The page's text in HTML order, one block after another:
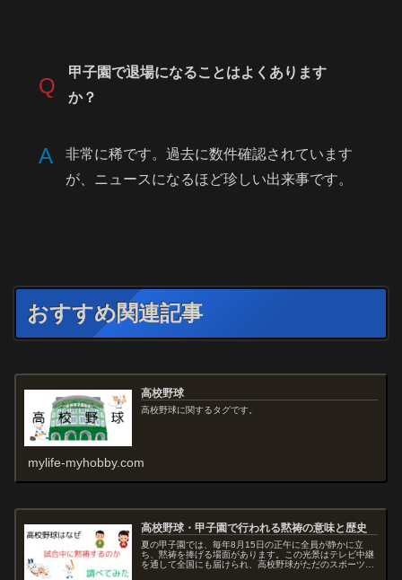
Q
甲子園で退場になることはよくあります
か？
A
非常に稀です。過去に数件確認されています
が、ニュースになるほど珍しい出来事です。
おすすめ関連記事
高校野球
高校野球に関するタグです。
mylife-myhobby.com
高校野球・甲子園で行われる黙祷の意味と歴史
夏の甲子園では、毎年8月15日の正午に全員が静かに立
ち、黙祷を捧げる場面があります。この光景はテレビ中継
を通して全国にも届けられ、高校野球がただのスポーツ大